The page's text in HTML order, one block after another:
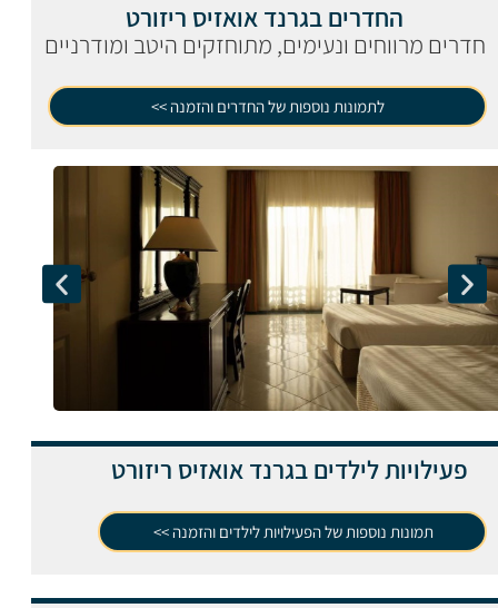
החדרים בגרנד אואזיס ריזורט
חדרים מרווחים ונעימים, מתוחזקים היטב ומודרניים
לתמונות נוספות של החדרים והזמנה >>
פעילויות לילדים בגרנד אואזיס ריזורט
תמונות נוספות של הפעילויות לילדים והזמנה >>